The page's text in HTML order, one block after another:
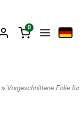
0
» Vorgeschnittene Folie für